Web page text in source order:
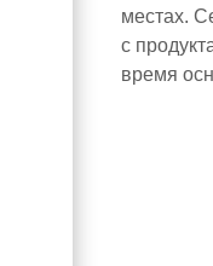
местах.
с
время